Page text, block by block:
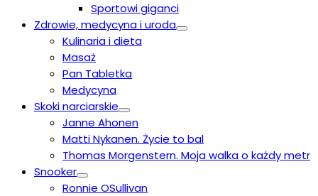
Sportowi giganci
Zdrowie, medycyna i uroda
Kulinaria i dieta
Masaż
Pan Tabletka
Medycyna
Skoki narciarskie
Janne Ahonen
Matti Nykanen. Życie to bal
Thomas Morgenstern. Moja walka o każdy metr
Snooker
Ronnie OSullivan